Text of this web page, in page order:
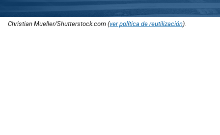
Christian Mueller/Shutterstock.com (ver política de reutilización).